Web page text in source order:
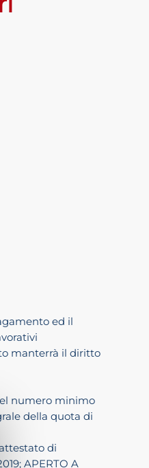
ed il
manterrà il diritto
numero minimo
della quota di
di
APERTO A